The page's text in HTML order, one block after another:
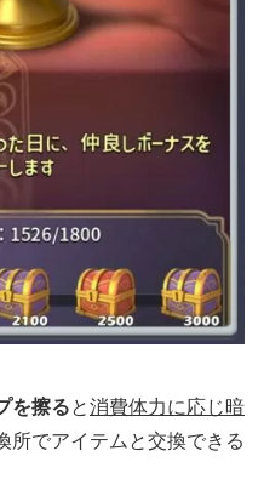
を擦ると消費体力に応じ暗
所でアイテムと交換できる